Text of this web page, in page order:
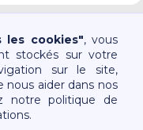
les cookies", vous
stockés sur votre
sur le site,
nous aider dans nos
notre politique de